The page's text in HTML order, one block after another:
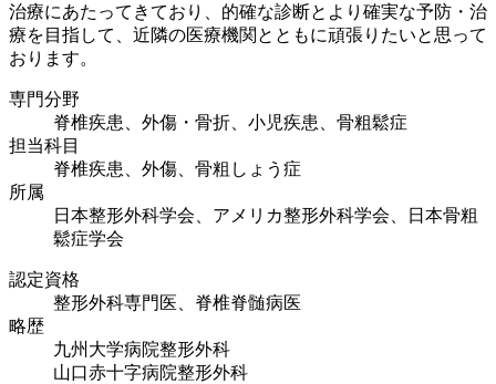
治療にあたってきており、的確な診断とより確実な予防・治
療を目指して、近隣の医療機関とともに頑張りたいと思って
おります。
専門分野
脊椎疾患、外傷・骨折、小児疾患、骨粗鬆症
担当科目
脊椎疾患、外傷、骨粗しょう症
所属
日本整形外科学会、アメリカ整形外科学会、日本骨粗
鬆症学会
認定資格
整形外科専門医、脊椎脊髄病医
略歴
九州大学病院整形外科
山口赤十字病院整形外科